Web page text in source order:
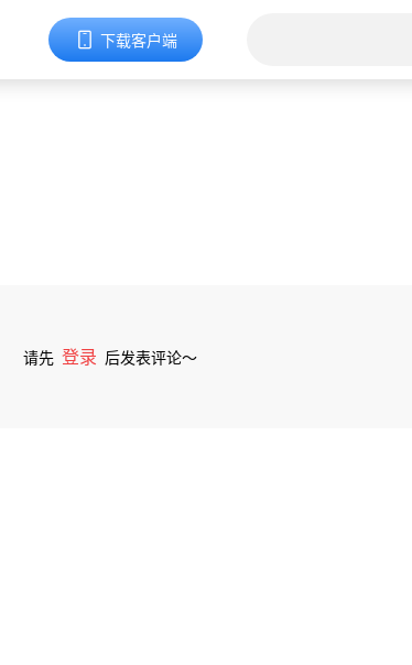
下载客户端
请先 登录 后发表评论～